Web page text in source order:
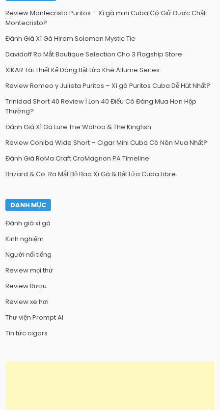
Review Montecristo Puritos – Xì gà mini Cuba Có Giữ Được Chất
Montecristo?
Đánh Giá Xì Gà Hiram Solomon Mystic Tie
Davidoff Ra Mắt Boutique Selection Cho 3 Flagship Store
XIKAR Tái Thiết Kế Dòng Bật Lửa Khè Allume Series
Review Romeo y Julieta Puritos – Xì gà Puritos Cuba Dễ Hút Nhất?
Trinidad Short 40 Review | Lon 40 Điếu Có Đáng Mua Hơn Hộp
Thường?
Đánh Giá Xì Gà Lure The Wahoo & The Kingfish
Review Cohiba Wide Short – Cigar Mini Cuba Có Nên Mua Nhất?
Đánh Giá RoMa Craft CroMagnon PA Timeline
Brizard & Co. Ra Mắt Bộ Bao Xì Gà & Bật Lửa Cuba Libre
DANH MỤC
Đánh giá xì gà
Kinh nghiệm
Người nổi tiếng
Review mọi thứ
Review Rượu
Review xe hơi
Thư viện Prompt AI
Tin tức cigars